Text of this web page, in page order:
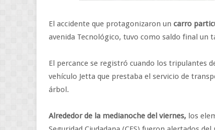
El accidente que protagonizaron un carro
avenida Tecnológico, tuvo como saldo final un
El percance se registró cuando los tripulantes
vehículo Jetta que prestaba el servicio de
árbol.
Alrededor de la medianoche del viernes, los